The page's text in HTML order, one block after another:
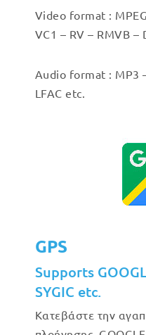
Video format :
VC1 – RV – RMVB –
Audio format : MP3
LFAC etc.
GPS
Supports
SYGIC etc.
Κατεβάστε την